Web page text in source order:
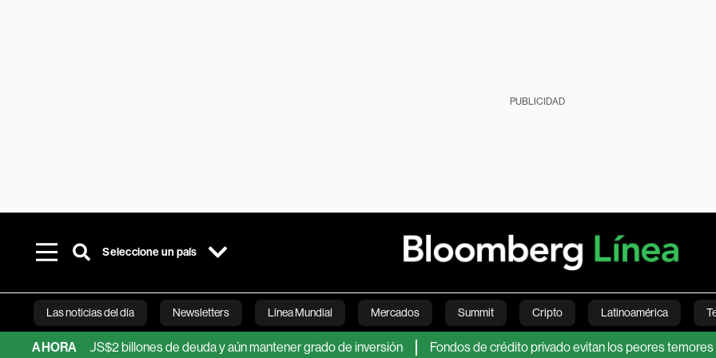
PUBLICIDAD
Seleccione un país
Las noticias del día Newsletters Línea Mundial Mercados Summit Cripto Latinoamérica
Bloomberg Green Economía Estilo de vida Mundo Videos
AHORA
US$2 billones de deuda y aún mantener grado de inversión Fondos de crédito privado evitan los peores temores y se